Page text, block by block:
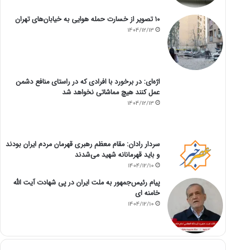
۱۰ تصویر از خسارت حمله هوایی به خیابان‌های تهران
1404/12/13
اژه‌ای: در برخورد با افرادی که در راستای منافع دشمن
عمل کنند هیچ مماشاتی نخواهد شد
1404/12/13
سردار رادان: مقام معظم رهبری قهرمان مردم ایران بودند
و باید قهرمانانه شهید می‌شدند
1404/12/10
پیام رئیس‌جمهور به ملت ایران در پی شهادت آیت الله
خامنه ای
1404/12/10